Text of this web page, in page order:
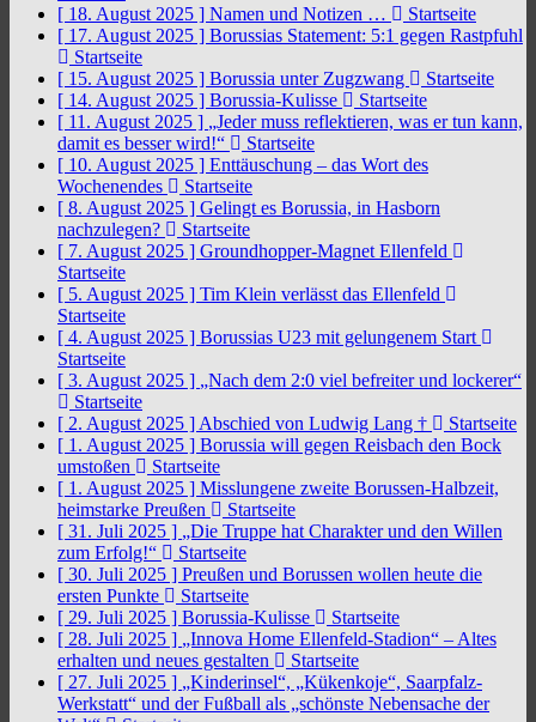
[ 18. August 2025 ] Namen und Notizen …
Startseite
[ 17. August 2025 ] Borussias Statement: 5:1 gegen Rastpfuhl
Startseite
[ 15. August 2025 ] Borussia unter Zugzwang
Startseite
[ 14. August 2025 ] Borussia-Kulisse
Startseite
[ 11. August 2025 ] „Jeder muss reflektieren, was er tun kann,
damit es besser wird!“
Startseite
[ 10. August 2025 ] Enttäuschung – das Wort des
Wochenendes
Startseite
[ 8. August 2025 ] Gelingt es Borussia, in Hasborn
nachzulegen?
Startseite
[ 7. August 2025 ] Groundhopper-Magnet Ellenfeld
Startseite
[ 5. August 2025 ] Tim Klein verlässt das Ellenfeld
Startseite
[ 4. August 2025 ] Borussias U23 mit gelungenem Start
Startseite
[ 3. August 2025 ] „Nach dem 2:0 viel befreiter und lockerer“
Startseite
[ 2. August 2025 ] Abschied von Ludwig Lang †
Startseite
[ 1. August 2025 ] Borussia will gegen Reisbach den Bock
umstoßen
Startseite
[ 1. August 2025 ] Misslungene zweite Borussen-Halbzeit,
heimstarke Preußen
Startseite
[ 31. Juli 2025 ] „Die Truppe hat Charakter und den Willen
zum Erfolg!“
Startseite
[ 30. Juli 2025 ] Preußen und Borussen wollen heute die
ersten Punkte
Startseite
[ 29. Juli 2025 ] Borussia-Kulisse
Startseite
[ 28. Juli 2025 ] „Innova Home Ellenfeld-Stadion“ – Altes
erhalten und neues gestalten
Startseite
[ 27. Juli 2025 ] „Kinderinsel“, „Kükenkoje“, Saarpfalz-
Werkstatt“ und der Fußball als „schönste Nebensache der